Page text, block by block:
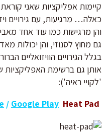
קיימות אפליקציות שאני
כאלה… מרגיעות, עם גירויים
והן מרגישות כמו עוד אחד
גם מחוץ לסנוזי, והן יכולות
בגלל הגירויים הוויזואליים
אותן גם ברשימת האפליקציות
'לקויי ראיה'):
/ Google Play Heat Pad